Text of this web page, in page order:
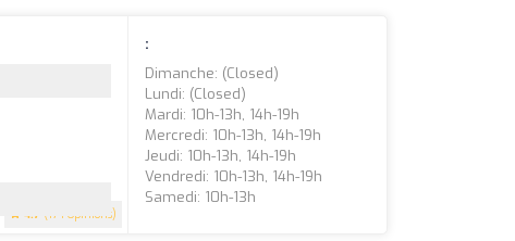
4.7 (174 Opinions)
:
Dimanche: (closed)
Lundi: (closed)
Mardi: 10h-13h, 14h-19h
Mercredi: 10h-13h, 14h-19h
Jeudi: 10h-13h, 14h-19h
Vendredi: 10h-13h, 14h-19h
Samedi: 10h-13h